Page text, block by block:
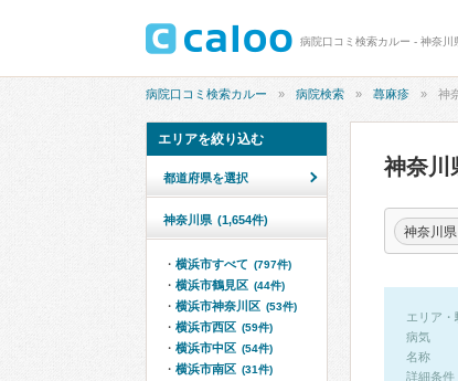
病院口コミ検索カルー - 神奈
病院口コミ検索カルー 病院検索 蕁麻疹 神
神奈川
神奈川県
エリア・
病気
名称
詳細条件
エリアを絞り込む
都道府県を選択
神奈川県 (1,654件)
横浜市すべて (797件)
横浜市鶴見区 (44件)
横浜市神奈川区 (53件)
横浜市西区 (59件)
横浜市中区 (54件)
横浜市南区 (31件)